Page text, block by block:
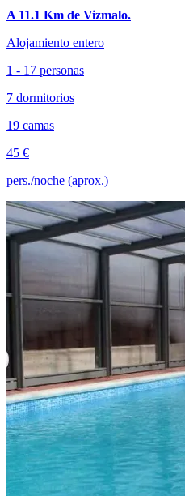
A 11.1 Km de Vizmalo.
Alojamiento entero
1 - 17 personas
7 dormitorios
19 camas
45 €
pers./noche (aprox.)